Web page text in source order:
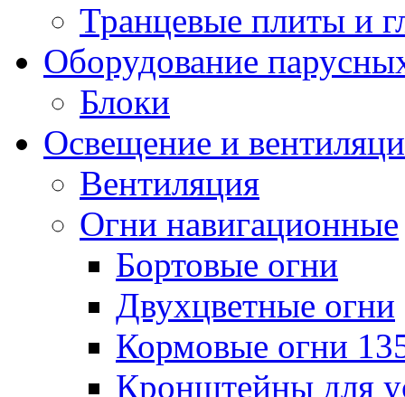
Транцевые плиты и
Оборудование
Блоки
Освещение и
Вентиляция
Огни навигационные
Бортовые огни
Двухцветные огни
Кормовые огни
Кронштейны для